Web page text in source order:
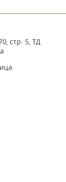
стр. 5, ТД